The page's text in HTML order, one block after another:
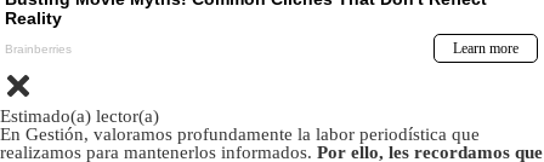
Estimado(a) lector(a)
En Gestión, valoramos profundamente la labor periodística que
realizamos para mantenerlos informados. Por ello, les recordamos que